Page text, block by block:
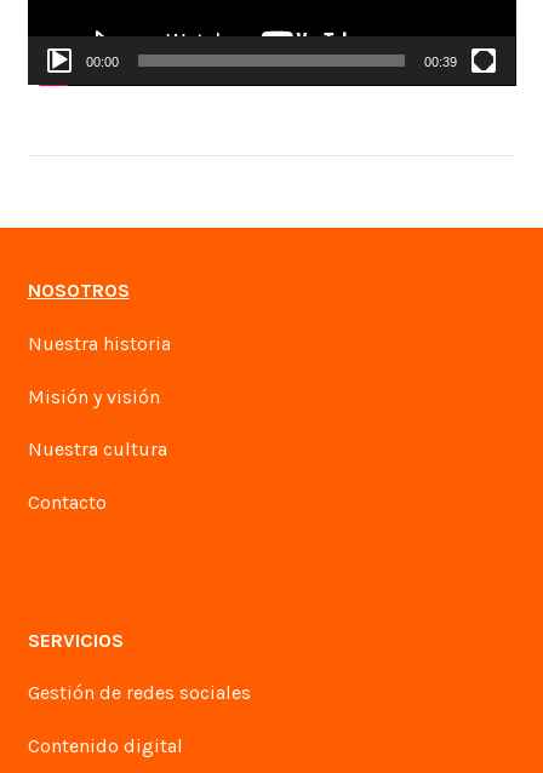
00:00 00:39
NOSOTROS
Nuestra historia
Misión y visión
Nuestra cultura
Contacto
SERVICIOS
Gestión de redes sociales
Contenido digital